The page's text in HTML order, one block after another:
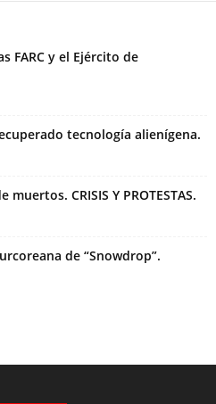
FARC y el Ejército de
tecnología alienígena.
CRISIS Y PROTESTAS.
de “Snowdrop”.